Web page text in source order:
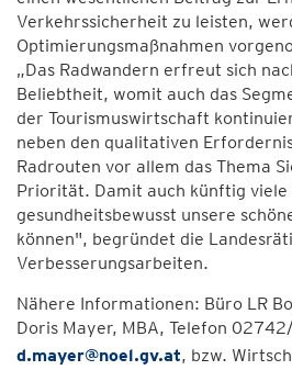
Verkehrssicherheit zu leisten,
Optimierungsmaßnahmen
„Das Radwandern erfreut sich
Beliebtheit, womit auch das
der Tourismuswirtschaft
neben den qualitativen
Radrouten vor allem das Thema
Priorität. Damit auch künftig viele
gesundheitsbewusst unsere
können", begründet die
Verbesserungsarbeiten.
Nähere Informationen: Büro LR
Doris Mayer, MBA, Telefon
d.mayer@noel.gv.at, bzw.